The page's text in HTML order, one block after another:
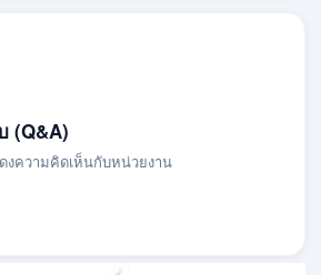
(Q&A)
ความคิดเห็นกับหน่วยงาน